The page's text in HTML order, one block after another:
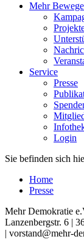
Mehr
Service
Presse
Login
Sie befinden sich
Home
Presse
Mehr Demokratie
Lanzenbergstr. 6 |
| vorstand@mehr-